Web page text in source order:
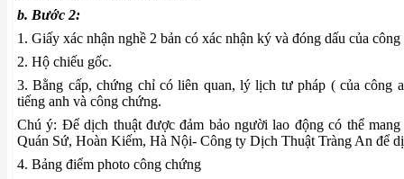
b. Bước 2:
1. Giấy xác nhận nghề 2 bản có xác nhận ký và đóng dấu của
2. Hộ chiếu gốc.
3. Bằng cấp, chứng chỉ có liên quan, lý lịch tư pháp ( của công
tiếng anh và công chứng.
Chú ý: Để dịch thuật được đảm bảo người lao động có thể
Quán Sứ, Hoàn Kiếm, Hà Nội- Công ty Dịch Thuật Tràng An để
4. Bảng điểm photo công chứng